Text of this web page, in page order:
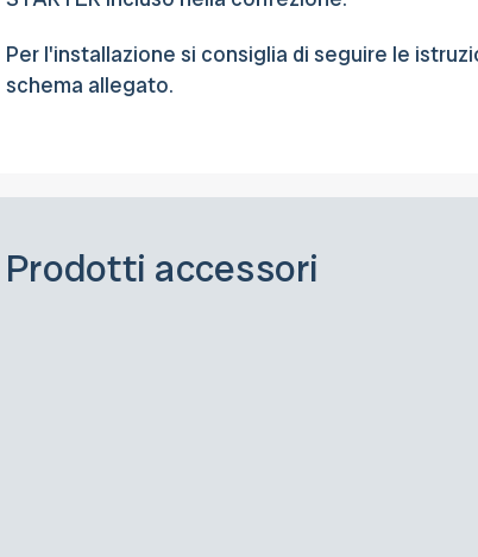
Per l'installazione si consiglia di seguire le
schema allegato.
Prodotti accessori